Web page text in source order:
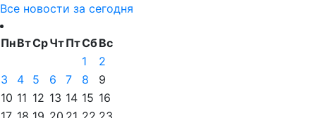
Все новости за сегодня
ПнВтСрЧтПтСбВс
1
2
3
4 5 6 7 8
9
10 11 12 13 14 15 16